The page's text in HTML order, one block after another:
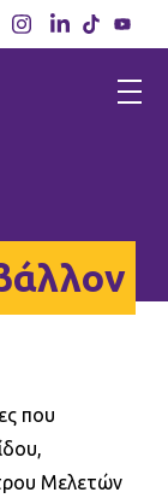
που
Μελετών